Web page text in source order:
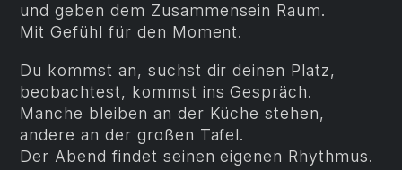
und geben dem Zusammensein Raum.
Mit Gefühl für den Moment.
Du kommst an, suchst dir deinen Platz,
beobachtest, kommst ins Gespräch.
Manche bleiben an der Küche stehen,
andere an der großen Tafel.
Der Abend findet seinen eigenen Rhythmus.